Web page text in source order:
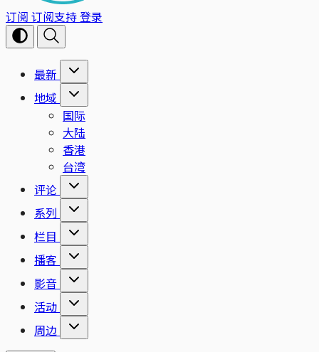
订阅 订阅支持登录
最新
地域
国际
大陆
香港
台湾
评论
系列
栏目
播客
影音
活动
周边